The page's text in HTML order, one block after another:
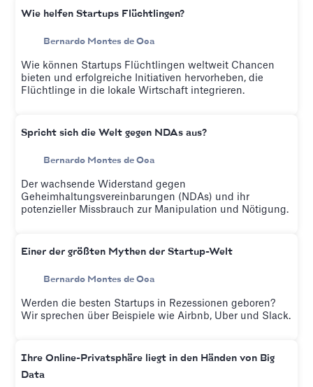
Wie helfen Startups Flüchtlingen?
Bernardo Montes de Oca
Wie können Startups Flüchtlingen weltweit Chancen
bieten und erfolgreiche Initiativen hervorheben, die
Flüchtlinge in die lokale Wirtschaft integrieren.
Spricht sich die Welt gegen NDAs aus?
Bernardo Montes de Oca
Der wachsende Widerstand gegen
Geheimhaltungsvereinbarungen (NDAs) und ihr
potenzieller Missbrauch zur Manipulation und Nötigung.
Einer der größten Mythen der Startup-Welt
Bernardo Montes de Oca
Werden die besten Startups in Rezessionen geboren?
Wir sprechen über Beispiele wie Airbnb, Uber und Slack.
Ihre Online-Privatsphäre liegt in den Händen von Big
Data